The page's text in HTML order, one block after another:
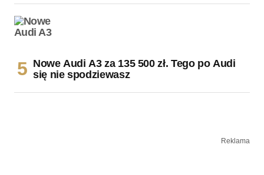
Nowe Audi A3 za 135 500 zł. Tego po Audi
się nie spodziewasz
Reklama